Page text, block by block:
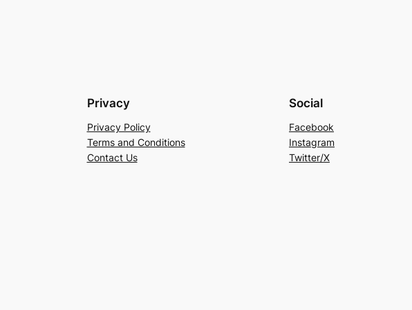
Privacy
Privacy Policy
Terms and Conditions
Contact Us
Social
Facebook
Instagram
Twitter/X